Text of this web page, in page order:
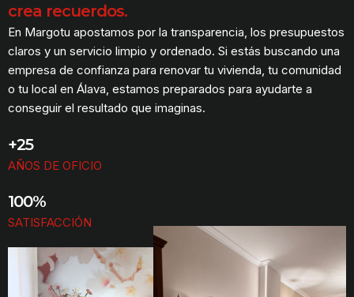
crea recuerdos.
En Margotu apostamos por la transparencia, los presupuestos
claros y un servicio limpio y ordenado. Si estás buscando una
empresa de confianza para renovar tu vivienda, tu comunidad
o tu local en Álava, estamos preparados para ayudarte a
conseguir el resultado que imaginas.
+25
AÑOS DE OFICIO
100%
SATISFACCIÓN